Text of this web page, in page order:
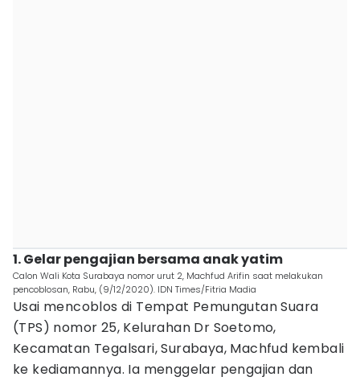
1. Gelar pengajian bersama anak yatim
Calon Wali Kota Surabaya nomor urut 2, Machfud Arifin saat melakukan
pencoblosan, Rabu, (9/12/2020). IDN Times/Fitria Madia
Usai mencoblos di Tempat Pemungutan Suara
(TPS) nomor 25, Kelurahan Dr Soetomo,
Kecamatan Tegalsari, Surabaya, Machfud kembali
ke kediamannya. Ia menggelar pengajian dan